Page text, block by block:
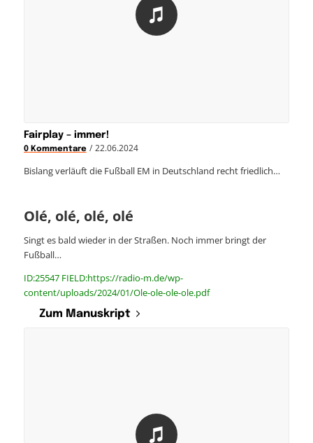
Fairplay – immer!
0 Kommentare / 22.06.2024
Bislang verläuft die Fußball EM in Deutschland recht friedlich…
Olé, olé, olé, olé
Singt es bald wieder in der Straßen. Noch immer bringt der
Fußball…
ID:25547 FIELD:https://radio-m.de/wp-
content/uploads/2024/01/Ole-ole-ole-ole.pdf
Zum Manuskript